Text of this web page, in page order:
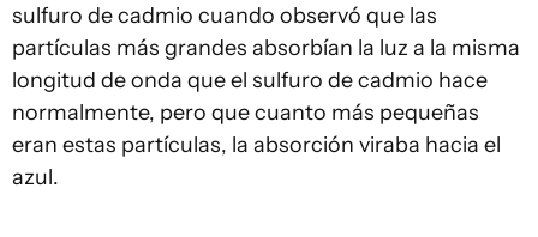
sulfuro de cadmio cuando observó que las
partículas más grandes absorbían la luz a la misma
longitud de onda que el sulfuro de cadmio hace
normalmente, pero que cuanto más pequeñas
eran estas partículas, la absorción viraba hacia el
azul.